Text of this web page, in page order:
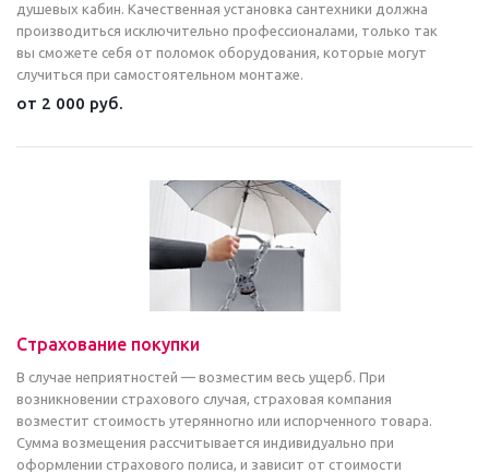
душевых кабин. Качественная установка сантехники должна
производиться исключительно профессионалами, только так
вы сможете себя от поломок оборудования, которые могут
случиться при самостоятельном монтаже.
от 2 000 руб.
Страхование покупки
В случае неприятностей — возместим весь ущерб. При
возникновении страхового случая, страховая компания
возместит стоимость утерянногно или испорченного товара.
Сумма возмещения рассчитывается индивидуально при
оформлении страхового полиса, и зависит от стоимости